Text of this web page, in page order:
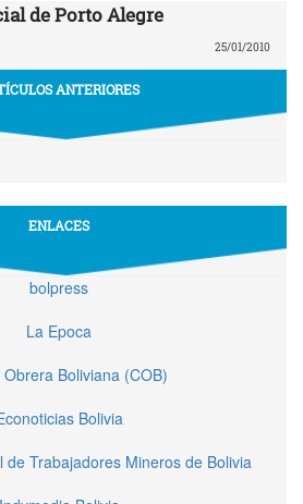
de Porto Alegre
25/01/2010
ANTERIORES
ENLACES
bolpress
La Epoca
Boliviana (COB)
Bolivia
de Trabajadores Mineros de Bolivia